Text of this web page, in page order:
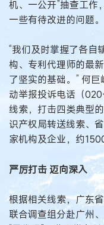
机、一公开”抽查工作
一些有待改进的问题。
“我们及时掌握了各自
构、专利代理师的最
了坚实的基础。” 何
动举报投诉电话（
线索，打击四类典型
识产权局转送线索、
家机构及企业，约
严厉打击 迈向深入
根据相关线索，广东
联合调查组分赴广州